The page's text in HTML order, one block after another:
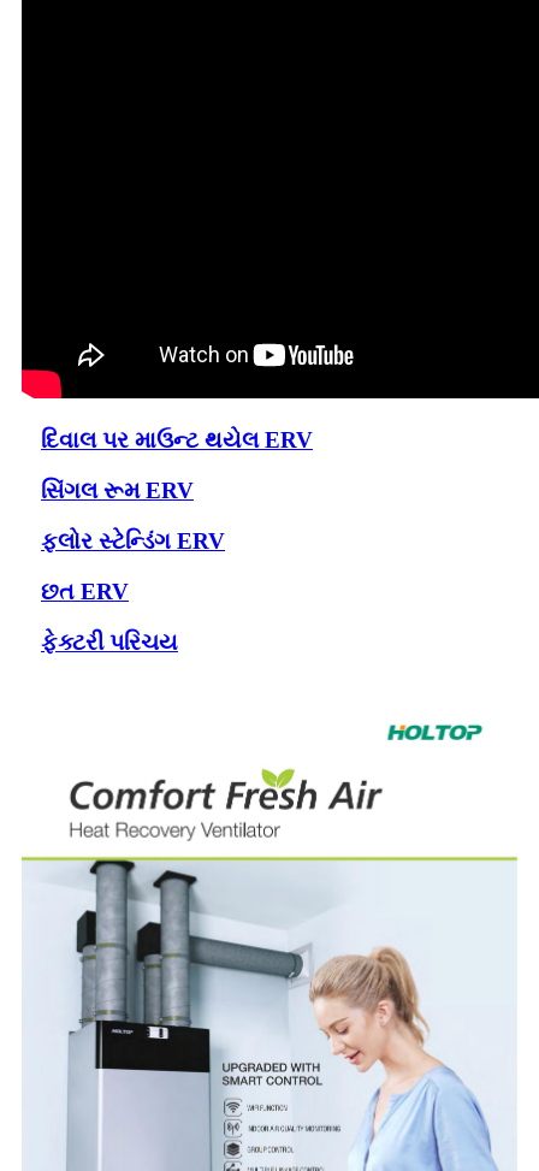
દિવાલ પર માઉન્ટ થયેલ ERV
સિંગલ રૂમ ERV
ફ્લોર સ્ટેન્ડિંગ ERV
છત ERV
ફેક્ટરી પરિચય